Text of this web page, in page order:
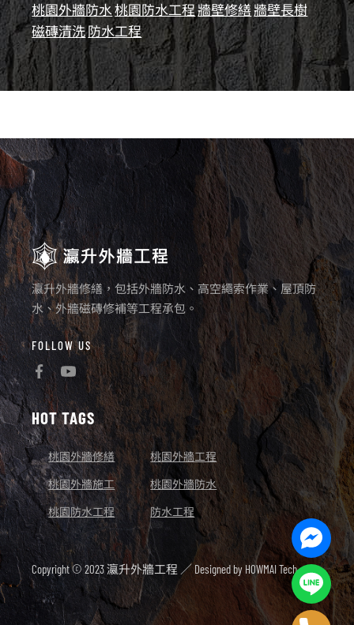
桃園外牆防水桃園防水工程 牆壁修繕牆壁長樹
磁磚清洗防水工程
瀛升外牆修繕，包括外牆防水、高空繩索作業、屋頂防
水、外牆磁磚修補等工程承包。
FOLLOW US
HOT TAGS
桃園外牆修繕 桃園外牆工程
桃園外牆施工 桃園外牆防水
桃園防水工程 防水工程
Copyright © 2023 瀛升外牆工程 ／ Designed by HOWMAI Tech.
Line